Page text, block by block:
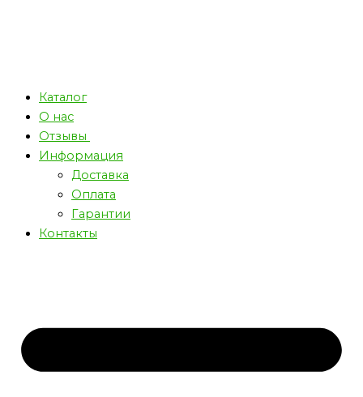
Каталог
О нас
Отзывы
Информация
Доставка
Оплата
Гарантии
Контакты